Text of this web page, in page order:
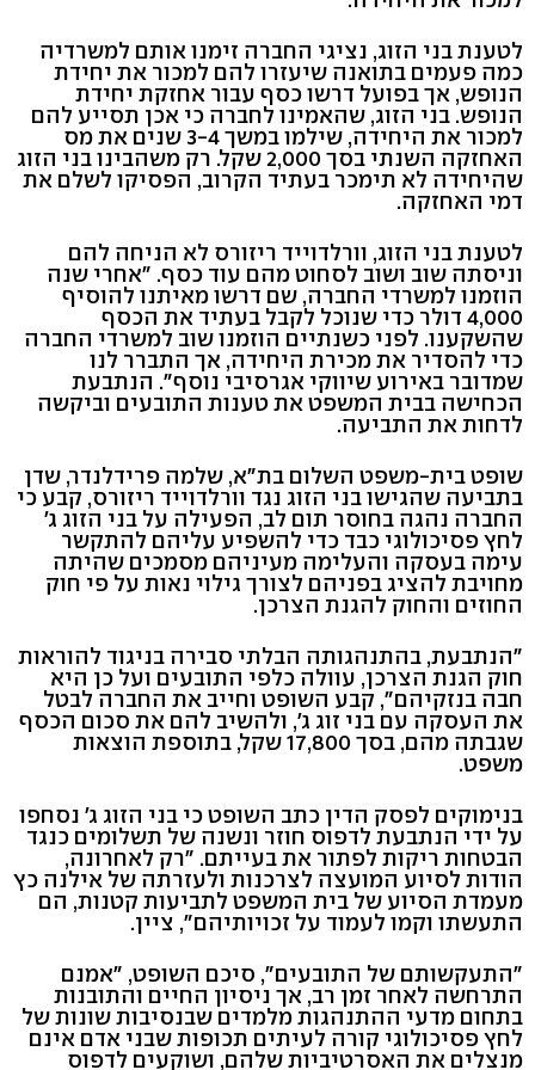
לטענת בני הזוג, נציגי החברה זימנו אותם למשרדיה
כמה פעמים בתואנה שיעזרו להם למכור את יחידת
הנופש, אך בפועל דרשו כסף עבור אחזקת יחידת
הנופש. בני הזוג, שהאמינו לחברה כי אכן תסייע להם
למכור את היחידה, שילמו במשך 3-4 שנים את מס
האחזקה השנתי בסך 2,000 שקל. רק משהבינו בני הזוג
שהיחידה לא תימכר בעתיד הקרוב, הפסיקו לשלם את
דמי האחזקה.
לטענת בני הזוג, וורלדוייד ריזורס לא הניחה להם
וניסתה שוב ושוב לסחוט מהם עוד כסף. "אחרי שנה
הוזמנו למשרדי החברה, שם דרשו מאיתנו להוסיף
4,000 דולר כדי שנוכל לקבל בעתיד את הכסף
שהשקענו. לפני כשנתיים הוזמנו שוב למשרדי החברה
כדי להסדיר את מכירת היחידה, אך התברר לנו
שמדובר באירוע שיווקי אגרסיבי נוסף". הנתבעת
הכחישה בבית המשפט את טענות התובעים וביקשה
לדחות את התביעה.
שופט בית-משפט השלום בת"א, שלמה פרידלנדר, שדן
בתביעה שהגישו בני הזוג נגד וורלדוייד ריזורס, קבע כי
החברה נהגה בחוסר תום לב, הפעילה על בני הזוג ג'
לחץ פסיכולוגי כבד כדי להשפיע עליהם להתקשר
עימה בעסקה והעלימה מעיניהם מסמכים שהיתה
מחויבת להציג בפניהם לצורך גילוי נאות על פי חוק
החוזים והחוק להגנת הצרכן.
"הנתבעת, בהתנהגותה הבלתי סבירה בניגוד להוראות
חוק הגנת הצרכן, עוולה כלפי התובעים ועל כן היא
חבה בנזקיהם", קבע השופט וחייב את החברה לבטל
את העסקה עם בני זוג ג', ולהשיב להם את סכום הכסף
שגבתה מהם, בסך 17,800 שקל, בתוספת הוצאות
משפט.
בנימוקים לפסק הדין כתב השופט כי בני הזוג ג' נסחפו
על ידי הנתבעת לדפוס חוזר ונשנה של תשלומים כנגד
הבטחות ריקות לפתור את בעייתם. "רק לאחרונה,
הודות לסיוע המועצה לצרכנות ולעזרתה של אילנה כץ
מעמדת הסיוע של בית המשפט לתביעות קטנות, הם
התעשתו וקמו לעמוד על זכויותיהם", ציין.
"התעקשותם של התובעים", סיכם השופט, "אמנם
התרחשה לאחר זמן רב, אך ניסיון החיים והתובנות
בתחום מדעי ההתנהגות מלמדים שבנסיבות שונות של
לחץ פסיכולוגי קורה לעיתים תכופות שבני אדם אינם
מנצלים את האסרטיביות שלהם, ושוקעים לדפוס